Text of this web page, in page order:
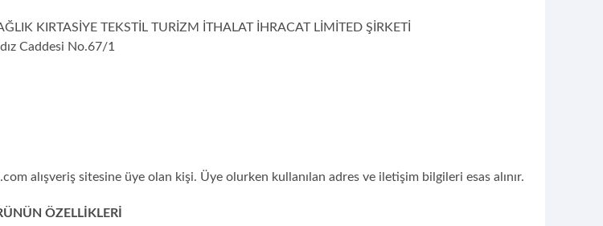
KIRTASİYE TEKSTİL TURİZM İTHALAT İHRACAT LİMİTED ŞİRKETİ
Caddesi No.67/1
alışveriş sitesine üye olan kişi. Üye olurken kullanılan adres ve iletişim bilgileri esas alınır.
ÖZELLİKLERİ